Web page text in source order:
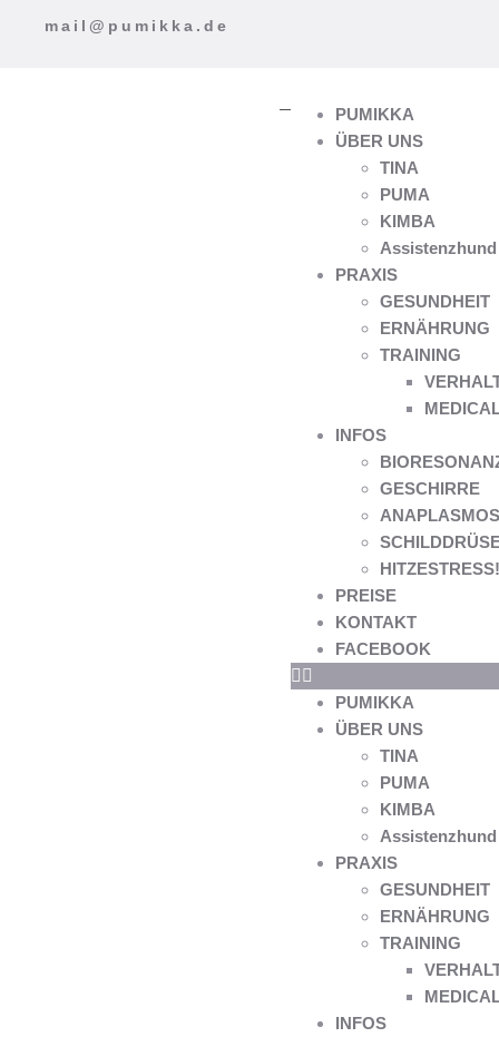
mail@pumikka.de
PUMIKKA
ÜBER UNS
TINA
PUMA
KIMBA
Assistenzhund
PRAXIS
GESUNDHEIT
ERNÄHRUNG
TRAINING
INFOS
GESCHIRRE
PREISE
KONTAKT
FACEBOOK
PUMIKKA
ÜBER UNS
TINA
PUMA
KIMBA
Assistenzhund
PRAXIS
GESUNDHEIT
ERNÄHRUNG
TRAINING
INFOS